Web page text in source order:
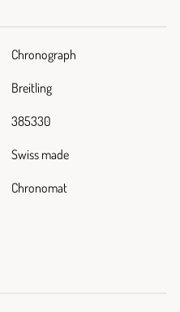
Chronograph
Breitling
385330
Swiss made
Chronomat